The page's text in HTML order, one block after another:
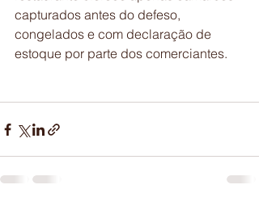
capturados antes do defeso,
congelados e com declaração de
estoque por parte dos comerciantes.